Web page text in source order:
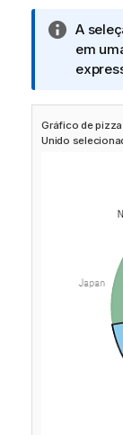
N
o
t
i
n
f
v
A
em
Gráfico de
Unido